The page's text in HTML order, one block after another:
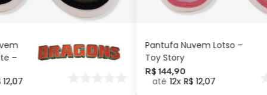
Não ligar em locais
Este produto
crianças menores
–
12,07
ADICIONAR AO
Pantufa Nuvem Lotso –
Toy Story
R$ 144,90
12 R$ 12,07
ADICIONAR AO